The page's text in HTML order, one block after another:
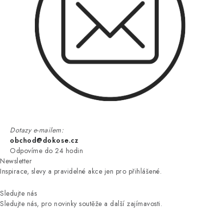
Dotazy e-mailem:
obchod@dokose.cz
Odpovíme do 24 hodin
Newsletter
Inspirace, slevy a pravidelné akce jen pro přihlášené.
Sledujte nás
Sledujte nás, pro novinky soutěže a další zajímavosti.